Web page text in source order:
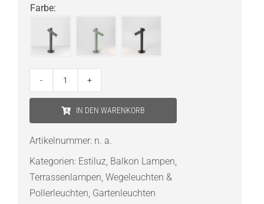
Farbe:
LED
Menge
IN DEN WARENKORB
Artikelnummer: n. a.
Kategorien: Estiluz, Balkon Lampen,
Terrassenlampen, Wegeleuchten &
Pollerleuchten, Gartenleuchten